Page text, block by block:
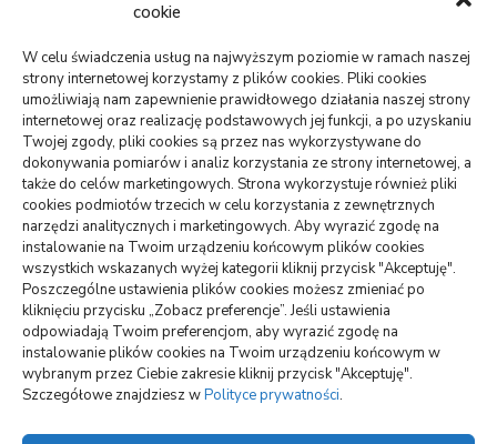
cookie
W celu świadczenia usług na najwyższym poziomie w ramach naszej
strony internetowej korzystamy z plików cookies. Pliki cookies
umożliwiają nam zapewnienie prawidłowego działania naszej strony
internetowej oraz realizację podstawowych jej funkcji, a po uzyskaniu
Twojej zgody, pliki cookies są przez nas wykorzystywane do
dokonywania pomiarów i analiz korzystania ze strony internetowej, a
także do celów marketingowych. Strona wykorzystuje również pliki
cookies podmiotów trzecich w celu korzystania z zewnętrznych
narzędzi analitycznych i marketingowych. Aby wyrazić zgodę na
instalowanie na Twoim urządzeniu końcowym plików cookies
wszystkich wskazanych wyżej kategorii kliknij przycisk "Akceptuję".
Poszczególne ustawienia plików cookies możesz zmieniać po
kliknięciu przycisku „Zobacz preferencje”. Jeśli ustawienia
odpowiadają Twoim preferencjom, aby wyrazić zgodę na
instalowanie plików cookies na Twoim urządzeniu końcowym w
wybranym przez Ciebie zakresie kliknij przycisk "Akceptuję".
Szczegółowe znajdziesz wPolityce prywatności.
Lekarz bez kolejki na wakacjach: gdzie szukać
pomocy
TO WARTO CZYTAĆ
Monitoring oferowany przez Agencję Ochrony Votum z
Bydgoszczy
Crunchysnack: spory wybór smacznych zagryzek
Jak można uniknąć dodatkowych kosztów podczas
wynajmu samochodu
wizytówki nap
Polityka plików cookies (EU)
Polityka prywatności